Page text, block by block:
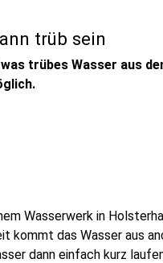
trüb sein
trübes Wasser aus
Wasserwerk in
kommt das Wasser aus
dann einfach kurz